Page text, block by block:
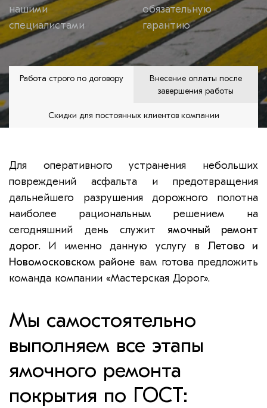
нашими
специалистами
обязательную
гарантию
Работа строго по договору
Внесение оплаты после
завершения работы
Скидки для постоянных клиентов компании
Для оперативного устранения небольших
повреждений асфальта и предотвращения
дальнейшего разрушения дорожного полотна
наиболее рациональным решением на
сегодняшний день служит ямочный ремонт
дорог. И именно данную услугу в Летово и
Новомосковском районе вам готова предложить
команда компании «Мастерская Дорог».
Мы самостоятельно
выполняем все этапы
ямочного ремонта
покрытия по ГОСТ: